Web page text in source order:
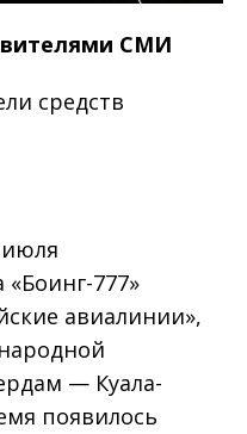
СМИ
средств
«Боинг-777»
авиалинии»,
— Куала-
появилось